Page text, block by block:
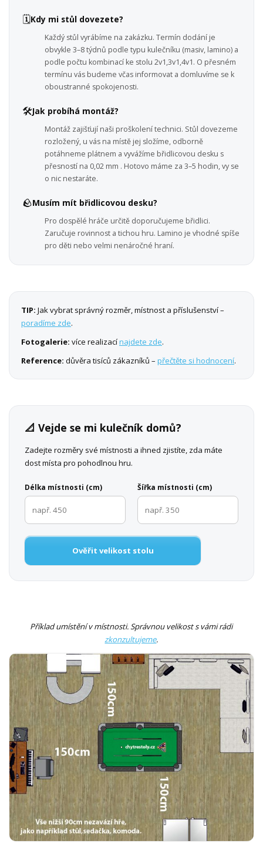
🗓️Kdy mi stůl dovezete?
Každý stůl vyrábíme na zakázku. Termín dodání je
obvykle 3–8 týdnů podle typu kulečníku (masiv, lamino) a
podle počtu kombinací ke stolu 2v1,3v1,4v1. O přesném
termínu vás budeme včas informovat a domluvíme se k
oboustranné spokojenosti.
🛠️Jak probíhá montáž?
Montáž zajišťují naši proškolení technici. Stůl dovezeme
rozložený, u vás na místě jej složíme, odborně
potáhneme plátnem a vyvážíme břidlicovou desku s
přesností na 0,02 mm . Hotovo máme za 3–5 hodin, vy se
o nic nestaráte.
🪨Musím mít břidlicovou desku?
Pro dospělé hráče určitě doporučujeme břidlici.
Zaručuje rovinnost a tichou hru. Lamino je vhodné spíše
pro děti nebo velmi nenáročné hraní.
TIP: Jak vybrat správný rozměr, místnost a příslušenství –
poradíme zde.
Fotogalerie: více realizacínajdete zde.
Reference: důvěra tisíců zákazníků – přečtěte si hodnocení.
📐 Vejde se mi kulečník domů?
Zadejte rozměry své místnosti a ihned zjistíte, zda máte
dost místa pro pohodlnou hru.
Délka místnosti (cm) Šířka místnosti (cm)
Ověřit velikost stolu
Příklad umístění v místnosti. Správnou velikost s vámi rádi
zkonzultujeme.